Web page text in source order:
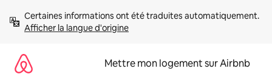
directement
Afficher la langue d'origine
Mettre mon logement sur Airbnb